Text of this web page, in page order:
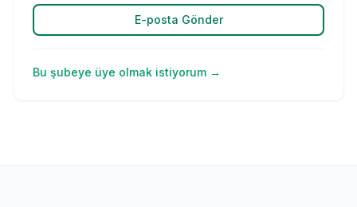
E-posta Gönder
Bu şubeye üye olmak istiyorum →